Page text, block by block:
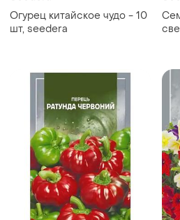
Огурец китайское чудо - 10
шт, seedera